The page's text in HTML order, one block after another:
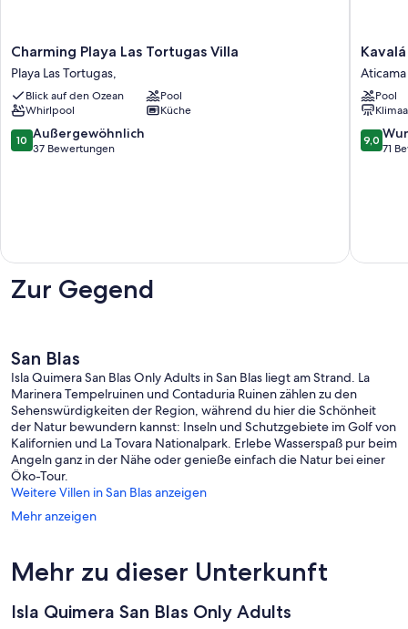
Charming
Playa
Las
Tortugas
Villa
Playa
Las
Charming Playa Las Tortugas Villa
Playa Las Tortugas,
Blick auf den Ozean
Pool
Whirlpool
Küche
10.0
von
10 Außergewöhnlich
37 Bewertungen
Kavalá
Aticama
Kavalá
Aticama
Pool
9.0
von
9,0
71
Zur Gegend
San Blas
Isla Quimera San Blas Only Adults in San Blas liegt am Strand. La
Marinera Tempelruinen und Contaduria Ruinen zählen zu den
Sehenswürdigkeiten der Region, während du hier die Schönheit
der Natur bewundern kannst: Inseln und Schutzgebiete im Golf von
Kalifornien und La Tovara Nationalpark. Erlebe Wasserspaß pur beim
Angeln ganz in der Nähe oder genieße einfach die Natur bei einer
Öko-Tour.
Weitere Villen in San Blas anzeigen
Mehr anzeigen
Mehr zu dieser Unterkunft
Isla Quimera San Blas Only Adults